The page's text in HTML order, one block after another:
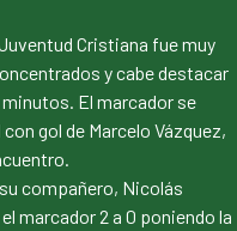
Cristiana fue muy
y cabe destacar
El marcador se
gol de Marcelo Vázquez,
compañero, Nicolás
marcador 2 a 0 poniendo la